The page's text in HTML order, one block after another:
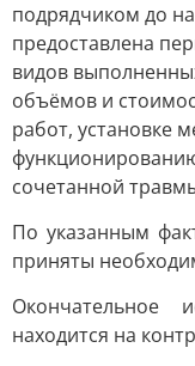
подрядчиком до
предоставлена
видов
объёмов и
работ, установке
сочетанной
По указанным
приняты
Окончательное
находится на